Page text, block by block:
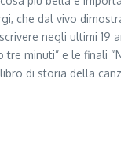
che dal vivo
negli ultimi 19
tre minuti” e le finali
di storia della